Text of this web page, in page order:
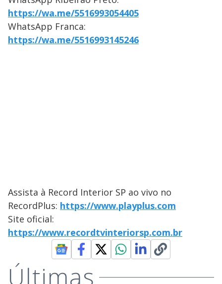
https://wa.me/5516993054405
WhatsApp Franca:
https://wa.me/5516993145246
Assista à Record Interior SP ao vivo no
RecordPlus: https://www.playplus.com
Site oficial:
https://www.recordtvinteriorsp.com.br
Últimas